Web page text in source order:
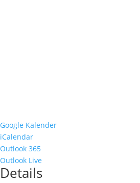
Google Kalender
iCalendar
Outlook 365
Outlook Live
Details